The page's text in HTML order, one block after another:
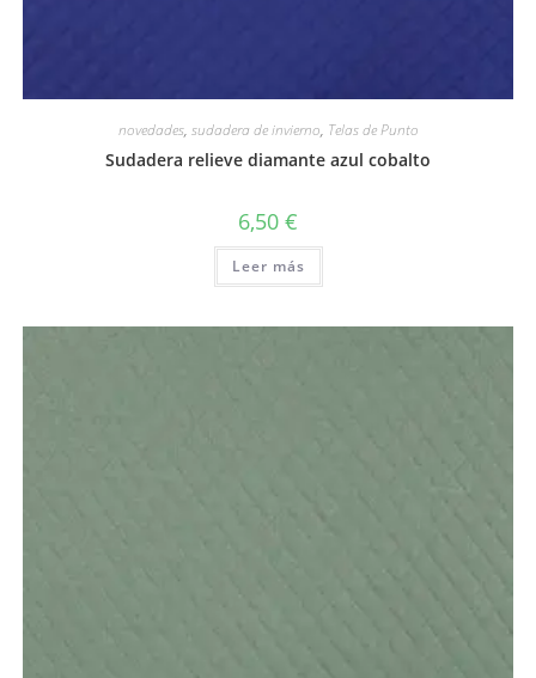
novedades, sudadera de invierno, Telas de Punto
Sudadera relieve diamante azul cobalto
6,50 €
Leer más